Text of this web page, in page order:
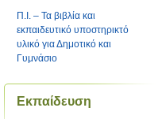
Π.Ι. – Τα βιβλία και
εκπαιδευτικό υποστηρικτό
υλικό για Δημοτικό και
Γυμνάσιο
Εκπαίδευση